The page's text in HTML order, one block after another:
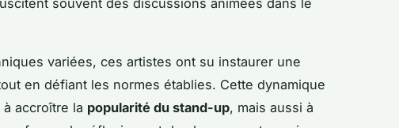
variées, ces artistes ont su instaurer une
en défiant les normes établies. Cette dynamique
accroître la popularité du stand-up, mais aussi à